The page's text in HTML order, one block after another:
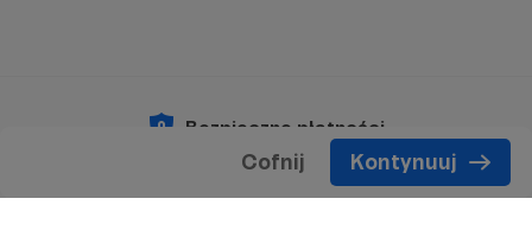
Cofnij Kontynuuj
Bezpieczne płatności